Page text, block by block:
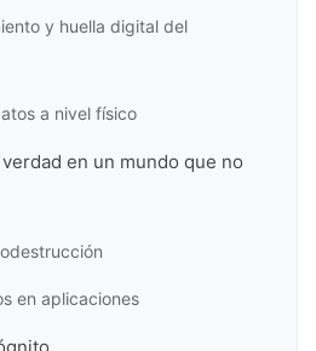
y huella digital del
a nivel físico
en un mundo que no
en aplicaciones